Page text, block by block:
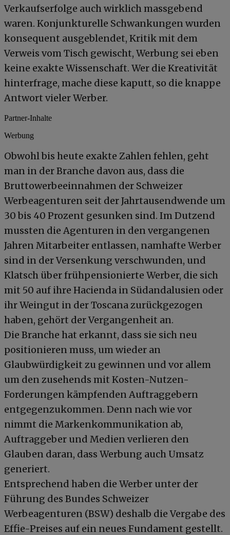
Verkaufserfolge auch wirklich massgebend
waren. Konjunkturelle Schwankungen wurden
konsequent ausgeblendet, Kritik mit dem
Verweis vom Tisch gewischt, Werbung sei eben
keine exakte Wissenschaft. Wer die Kreativität
hinterfrage, mache diese kaputt, so die knappe
Antwort vieler Werber.
Partner-Inhalte
Werbung
Obwohl bis heute exakte Zahlen fehlen, geht
man in der Branche davon aus, dass die
Bruttowerbeeinnahmen der Schweizer
Werbeagenturen seit der Jahrtausendwende um
30 bis 40 Prozent gesunken sind. Im Dutzend
mussten die Agenturen in den vergangenen
Jahren Mitarbeiter entlassen, namhafte Werber
sind in der Versenkung verschwunden, und
Klatsch über frühpensionierte Werber, die sich
mit 50 auf ihre Hacienda in Südandalusien oder
ihr Weingut in der Toscana zurückgezogen
haben, gehört der Vergangenheit an.
Die Branche hat erkannt, dass sie sich neu
positionieren muss, um wieder an
Glaubwürdigkeit zu gewinnen und vor allem
um den zusehends mit Kosten-Nutzen-
Forderungen kämpfenden Auftraggebern
entgegenzukommen. Denn nach wie vor
nimmt die Markenkommunikation ab,
Auftraggeber und Medien verlieren den
Glauben daran, dass Werbung auch Umsatz
generiert.
Entsprechend haben die Werber unter der
Führung des Bundes Schweizer
Werbeagenturen (BSW) deshalb die Vergabe des
Effie-Preises auf ein neues Fundament gestellt.